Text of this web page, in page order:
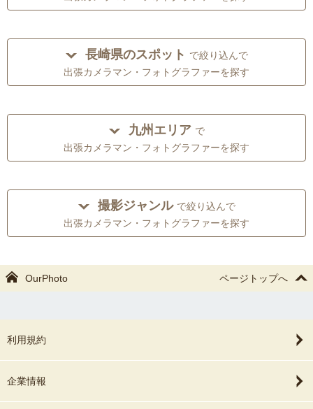
長崎県のスポット で絞り込んで
出張カメラマン・フォトグラファーを探す
九州エリア で
出張カメラマン・フォトグラファーを探す
撮影ジャンル で絞り込んで
出張カメラマン・フォトグラファーを探す
OurPhoto ページトップへ
利用規約
企業情報